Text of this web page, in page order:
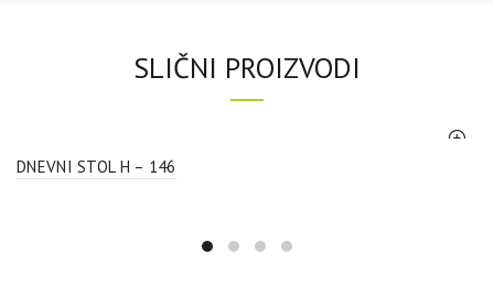
SLIČNI PROIZVODI
DNEVNI STOL H – 146